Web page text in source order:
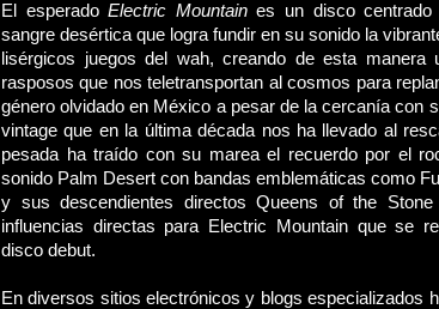
El esperadoElectric Mountaines un disco centrado
sangre desértica que logra fundir en su sonido la
lisérgicos juegos del wah, creando de esta manera
rasposos que nos teletransportan al cosmos para
género olvidado en México a pesar de la cercanía con
vintage que en la última década nos ha llevado al
pesada ha traído con su marea el recuerdo por el
sonido Palm Desert con bandas emblemáticas como
y sus descendientes directos Queens of the
influencias directas para Electric Mountain que se
disco debut.
En diversos sitios electrónicos y blogs especializados